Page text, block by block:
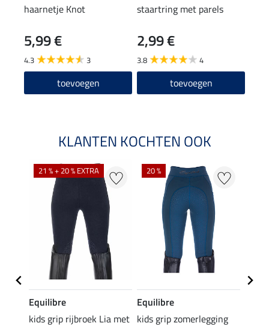
haarnetje Knot
5,99 €
4.3 3
toevoegen
staartring met parels
2,99 €
3.8 4
toevoegen
KLANTEN KOCHTEN OOK
21 % + 20 % EXTRA
Equilibre
kids grip rijbroek Lia met
20 %
Equilibre
kids grip zomerlegging